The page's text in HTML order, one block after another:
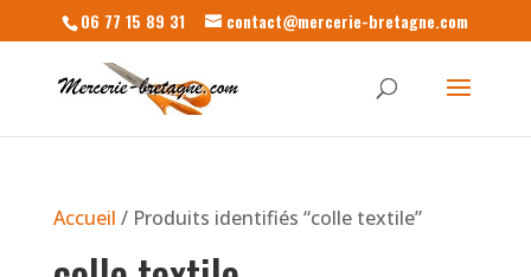
06 77 15 89 31 contact@mercerie-bretagne.com
Accueil / Produits identifiés “colle textile”